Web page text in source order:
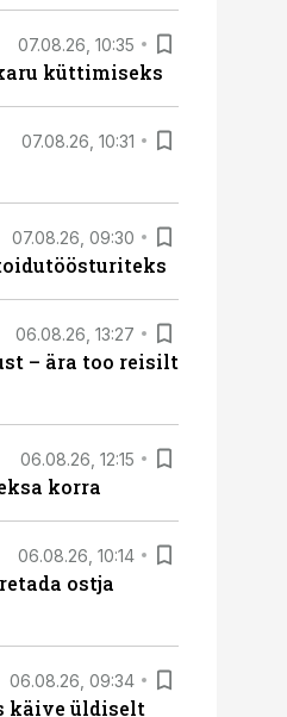
07.08.26, 10:35
küttimiseks
07.08.26, 10:31
07.08.26, 09:30
06.08.26, 13:27
– ära too reisilt
06.08.26, 12:15
korra
06.08.26, 10:14
ostja
06.08.26, 09:34
käive üldiselt